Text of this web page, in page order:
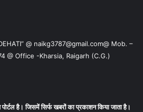
@ naikg3787@gmail.com@ Mob. –
@ Office -Kharsia, Raigarh (C.G.)
है। जिसमें सिर्फ खबरों का प्रकाशन किया जाता है।